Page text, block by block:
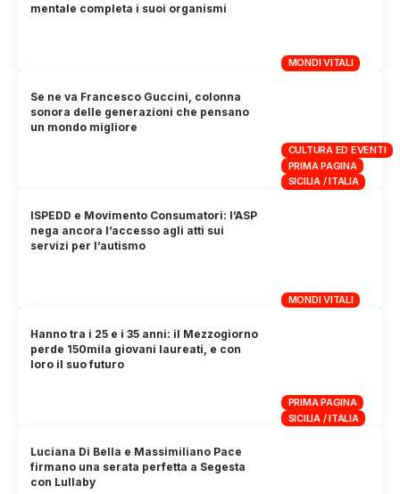
MONDI VITALI
mentale completa i suoi organismi
CULTURA ED EVENTI
PRIMA PAGINA
SICILIA / ITALIA
Se ne va Francesco Guccini, colonna
sonora delle generazioni che pensano
un mondo migliore
MONDI VITALI
ISPEDD e Movimento Consumatori: l’ASP
nega ancora l’accesso agli atti sui
servizi per l’autismo
PRIMA PAGINA
SICILIA / ITALIA
Hanno tra i 25 e i 35 anni: il Mezzogiorno
perde 150mila giovani laureati, e con
loro il suo futuro
Luciana Di Bella e Massimiliano Pace
firmano una serata perfetta a Segesta
con Lullaby